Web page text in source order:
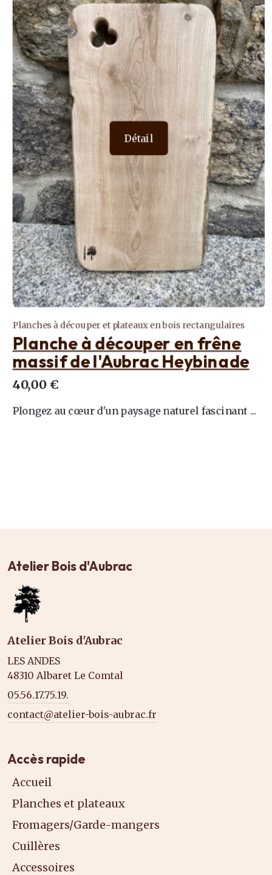
Détail
Planches à découper et plateaux en bois rectangulaires
Planche à découper en frêne
massif de l'Aubrac Heybinade
40,00 €
Plongez au cœur d'un paysage naturel fascinant ...
Atelier Bois d'Aubrac
Atelier Bois d'Aubrac
LES ANDES
48310 Albaret Le Comtal
05.56.17.75.19.
contact@atelier-bois-aubrac.fr
Accès rapide
Accueil
Planches et plateaux
Fromagers/Garde-mangers
Cuillères
Accessoires